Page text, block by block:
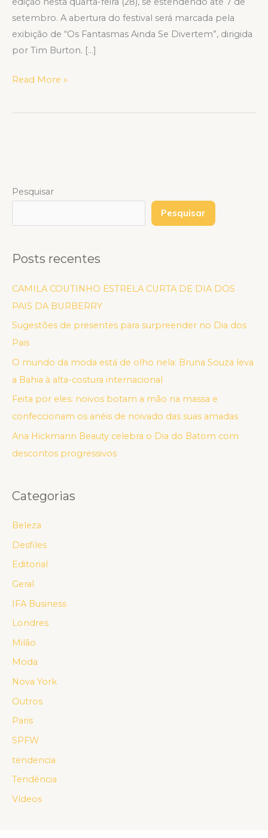
setembro. A abertura do festival será marcada pela
exibição de “Os Fantasmas Ainda Se Divertem”, dirigida
por Tim Burton. […]
Read More »
Pesquisar
Pesquisar
Posts recentes
CAMILA COUTINHO ESTRELA CURTA DE DIA DOS
PAIS DA BURBERRY
Sugestões de presentes para surpreender no Dia dos
Pais
O mundo da moda está de olho nela: Bruna Souza leva
a Bahia à alta-costura internacional
Feita por eles: noivos botam a mão na massa e
confeccionam os anéis de noivado das suas amadas
Ana Hickmann Beauty celebra o Dia do Batom com
descontos progressivos
Categorias
Beleza
Desfiles
Editorial
Geral
IFA Business
Londres
Milão
Moda
Nova York
Outros
Paris
SPFW
tendencia
Tendência
Vídeos